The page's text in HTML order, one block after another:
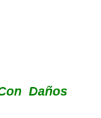
Daños